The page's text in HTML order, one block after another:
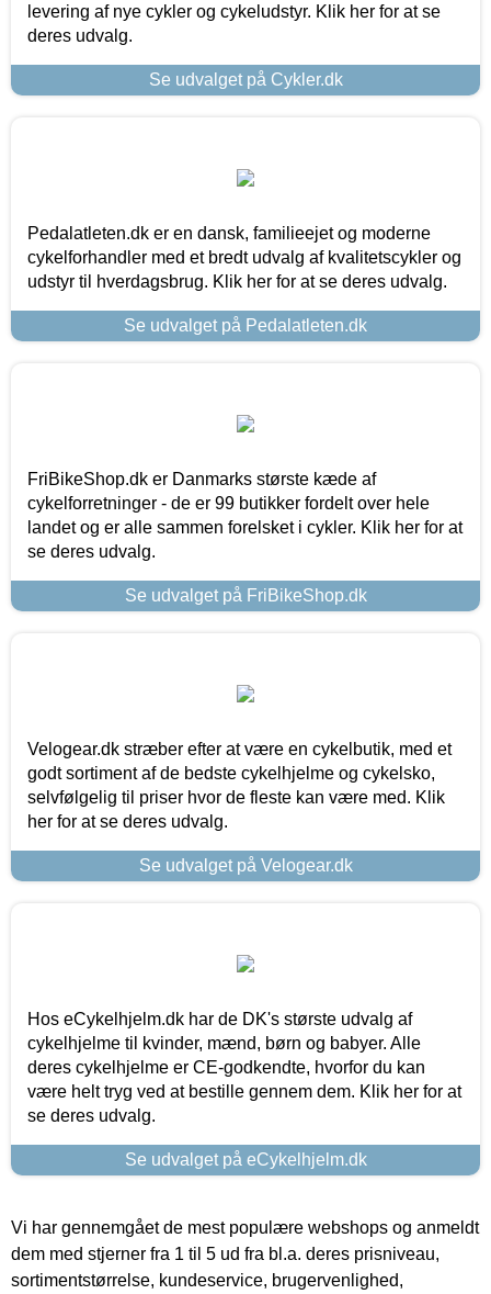
levering af nye cykler og cykeludstyr. Klik her for at se
deres udvalg.
Se udvalget på Cykler.dk
Pedalatleten.dk er en dansk, familieejet og moderne
cykelforhandler med et bredt udvalg af kvalitetscykler og
udstyr til hverdagsbrug. Klik her for at se deres udvalg.
Se udvalget på Pedalatleten.dk
FriBikeShop.dk er Danmarks største kæde af
cykelforretninger - de er 99 butikker fordelt over hele
landet og er alle sammen forelsket i cykler. Klik her for at
se deres udvalg.
Se udvalget på FriBikeShop.dk
Velogear.dk stræber efter at være en cykelbutik, med et
godt sortiment af de bedste cykelhjelme og cykelsko,
selvfølgelig til priser hvor de fleste kan være med. Klik
her for at se deres udvalg.
Se udvalget på Velogear.dk
Hos eCykelhjelm.dk har de DK's største udvalg af
cykelhjelme til kvinder, mænd, børn og babyer. Alle
deres cykelhjelme er CE-godkendte, hvorfor du kan
være helt tryg ved at bestille gennem dem. Klik her for at
se deres udvalg.
Se udvalget på eCykelhjelm.dk
Vi har gennemgået de mest populære webshops og anmeldt
dem med stjerner fra 1 til 5 ud fra bl.a. deres prisniveau,
sortimentstørrelse, kundeservice, brugervenlighed,